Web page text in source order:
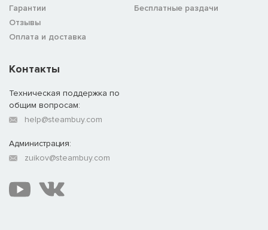
Гарантии
Отзывы
Оплата и доставка
Бесплатные раздачи
Контакты
Техническая поддержка по
общим вопросам:
help@steambuy.com
Администрация:
zuikov@steambuy.com